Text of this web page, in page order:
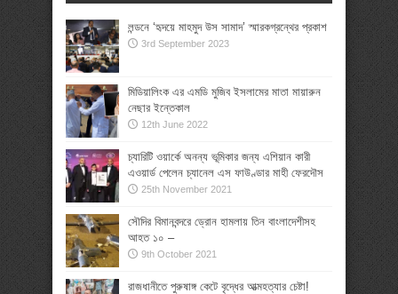
লন্ডনে ‘হৃদয়ে মাহমুদ উস সামাদ’ স্মারকগ্রন্থের প্রকাশ
3rd September 2023
মিডিয়ালিংক এর এমডি মুজিব ইসলামের মাতা মায়ারুন
নেছার ইন্তেকাল
12th June 2022
চ্যারিটি ওয়ার্কে অনন্য ভূমিকার জন্য এশিয়ান কারী
এওয়ার্ড পেলেন চ্যানেল এস ফাউণ্ডার মাহী ফেরদৌস
25th November 2021
সৌদির বিমানবন্দরে ড্রোন হামলায় তিন বাংলাদেশীসহ
আহত ১০ –
9th October 2021
রাজধানীতে পুরুষাঙ্গ কেটে বৃদ্ধের আত্মহত্যার চেষ্টা!